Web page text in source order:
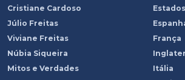
Cristiane Cardoso
Júlio Freitas
Viviane Freitas
Núbia Siqueira
Mitos e Verdades
França
Itália